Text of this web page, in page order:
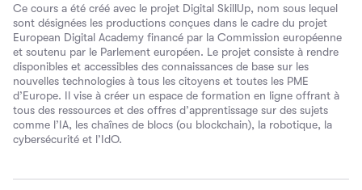
Ce cours a été créé avec le projet Digital SkillUp, nom sous lequel
sont désignées les productions conçues dans le cadre du projet
European Digital Academy financé par la Commission européenne
et soutenu par le Parlement européen. Le projet consiste à rendre
disponibles et accessibles des connaissances de base sur les
nouvelles technologies à tous les citoyens et toutes les PME
d’Europe. Il vise à créer un espace de formation en ligne offrant à
tous des ressources et des offres d’apprentissage sur des sujets
comme l’IA, les chaînes de blocs (ou blockchain), la robotique, la
cybersécurité et l’IdO.